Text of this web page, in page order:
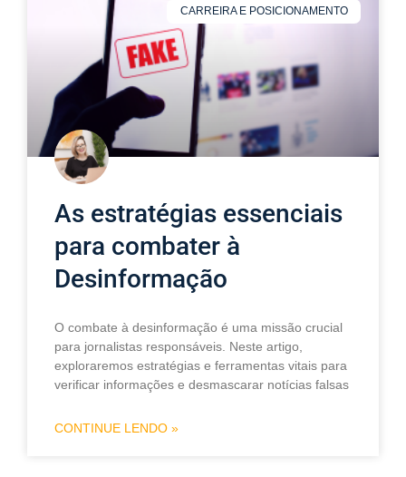
CARREIRA E POSICIONAMENTO
As estratégias essenciais
para combater à
Desinformação
O combate à desinformação é uma missão crucial
para jornalistas responsáveis. Neste artigo,
exploraremos estratégias e ferramentas vitais para
verificar informações e desmascarar notícias falsas
CONTINUE LENDO »